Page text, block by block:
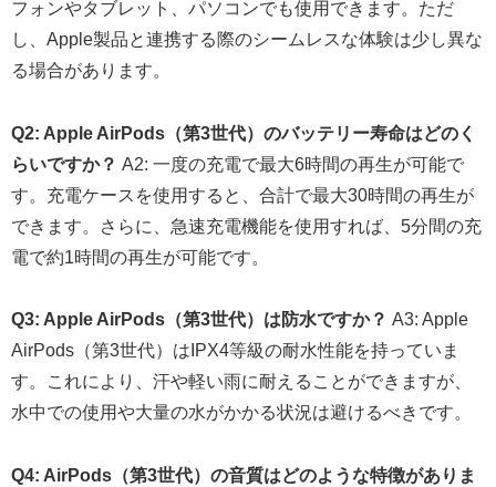
フォンやタブレット、パソコンでも使用できます。ただ
し、Apple製品と連携する際のシームレスな体験は少し異な
る場合があります。
Q2: Apple AirPods（第3世代）のバッテリー寿命はどのく
らいですか？ A2: 一度の充電で最大6時間の再生が可能で
す。充電ケースを使用すると、合計で最大30時間の再生が
できます。さらに、急速充電機能を使用すれば、5分間の充
電で約1時間の再生が可能です。
Q3: Apple AirPods（第3世代）は防水ですか？ A3: Apple
AirPods（第3世代）はIPX4等級の耐水性能を持っていま
す。これにより、汗や軽い雨に耐えることができますが、
水中での使用や大量の水がかかる状況は避けるべきです。
Q4: AirPods（第3世代）の音質はどのような特徴がありま